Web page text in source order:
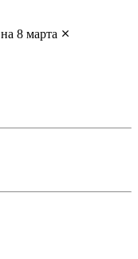
на 8 марта